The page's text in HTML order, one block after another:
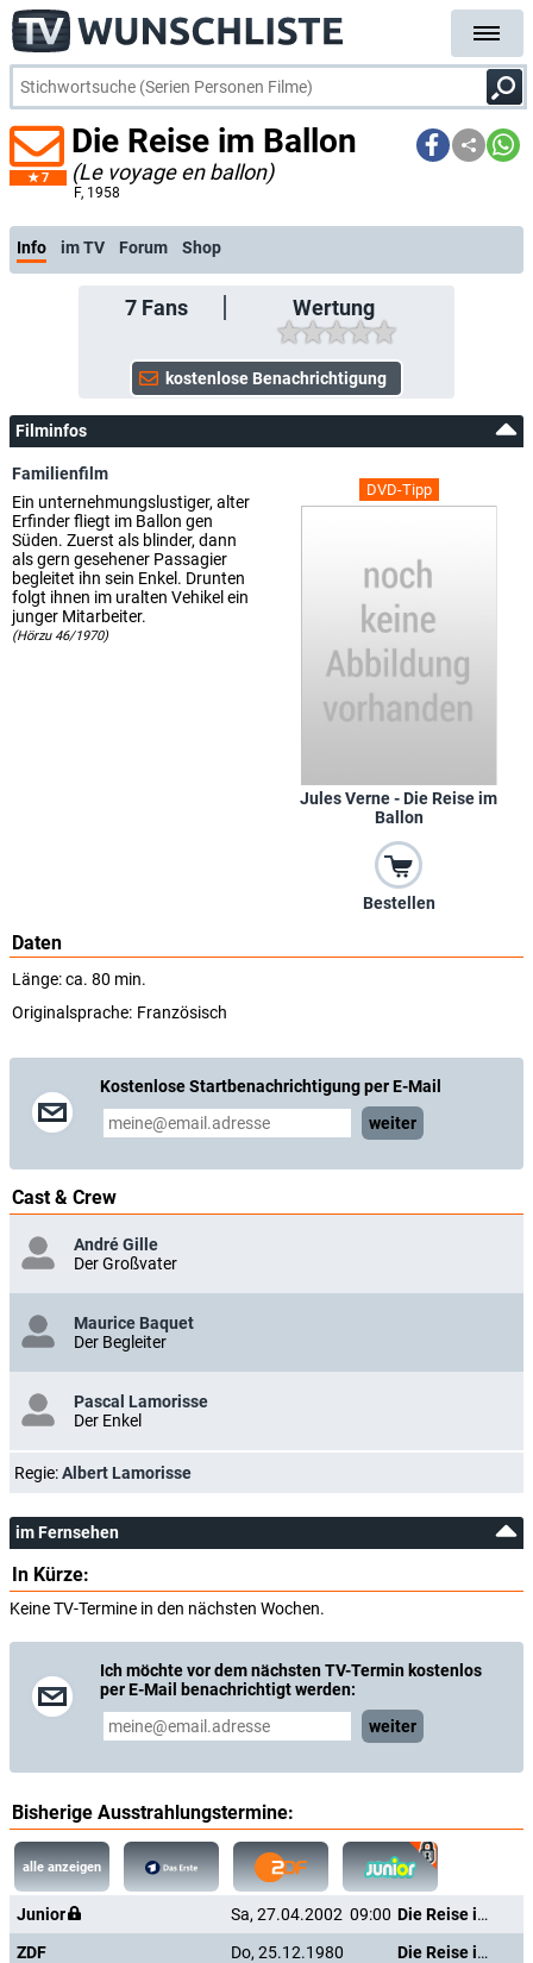
7
Die Reise im Ballon
(Le voyage en ballon)
F, 1958
Info im TV Forum Shop
7Fans Wertung
Filminfos
DVD-Tipp
Jules Verne - Die Reise im
Ballon
Bestellen
Familienfilm
Ein unternehmungslustiger, alter
Erfinder fliegt im Ballon gen
Süden. Zuerst als blinder, dann
als gern gesehener Passagier
begleitet ihn sein Enkel. Drunten
folgt ihnen im uralten Vehikel ein
junger Mitarbeiter.
(Hörzu 46/1970)
Daten
Länge: ca. 80 min.
Originalsprache: Französisch
Kostenlose Startbenachrichtigung per E-Mail
weiter
Cast & Crew
André Gille
Der Großvater
Maurice Baquet
Der Begleiter
Pascal Lamorisse
Der Enkel
Regie:Albert Lamorisse
im Fernsehen
In Kürze:
Keine TV-Termine in den nächsten Wochen.
Ich möchte vor dem nächsten TV-Termin kostenlos
per E-Mail benachrichtigt werden:
weiter
Bisherige Ausstrahlungstermine:
alle anzeigen
Junior Sa, 27.04.2002 09:00
Die Reise im Ballon
ZDF
Do, 25.12.1980
Die Reise im Ballon